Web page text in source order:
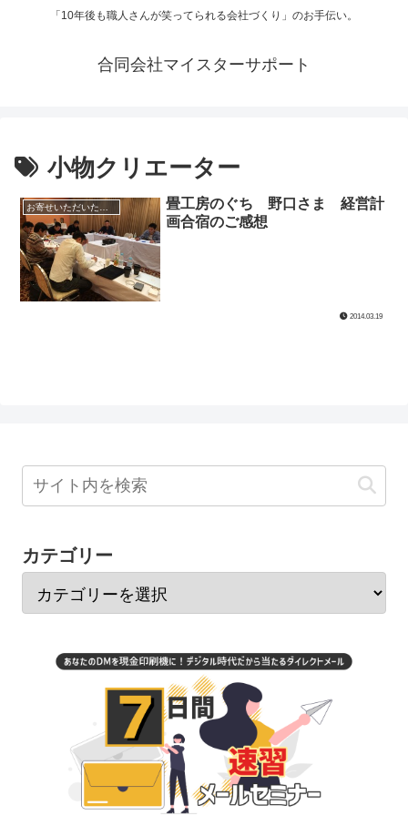
「10年後も職人さんが笑ってられる会社づくり」のお手伝い。
合同会社マイスターサポート
小物クリエーター
畳工房のぐち 野口さま 経営計
画合宿のご感想
2014.03.19
カテゴリー